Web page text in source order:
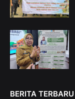
BERITA TERBARU